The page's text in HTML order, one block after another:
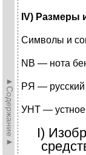
►Содержание►
IV) Размеры
Символы и
NB — нота
РЯ — русский
УНТ — устное
I)